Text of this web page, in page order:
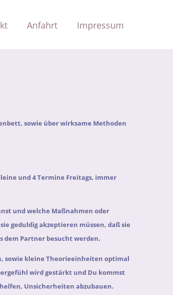
Anfahrt Impressum
sowie über wirksame Methoden
und 4 Termine Freitags, immer
und welche Maßnahmen oder
geduldig akzeptieren müssen, daß sie
dem Partner besucht werden.
sowie kleine Theorieeinheiten optimal
wird gestärkt und Du kommst
Unsicherheiten abzubauen.